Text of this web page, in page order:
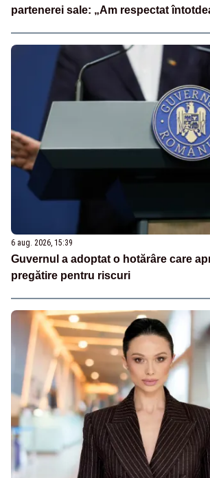
partenerei sale: „Am respectat
6 aug. 2026, 15:39
Guvernul a adoptat o hotărâre care
pregătire pentru riscuri